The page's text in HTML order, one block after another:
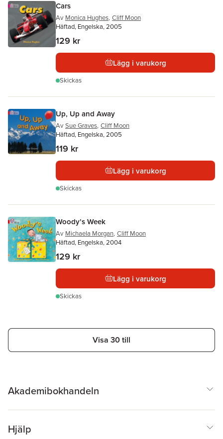
Cars
Av Monica Hughes, Cliff Moon
Häftad, Engelska, 2005
129 kr
Lägg i varukorg
Skickas
Up, Up and Away
Av Sue Graves, Cliff Moon
Häftad, Engelska, 2005
119 kr
Lägg i varukorg
Skickas
Woody’s Week
Av Michaela Morgan, Cliff Moon
Häftad, Engelska, 2004
129 kr
Lägg i varukorg
Skickas
Visa 30 till
Akademibokhandeln
Hjälp